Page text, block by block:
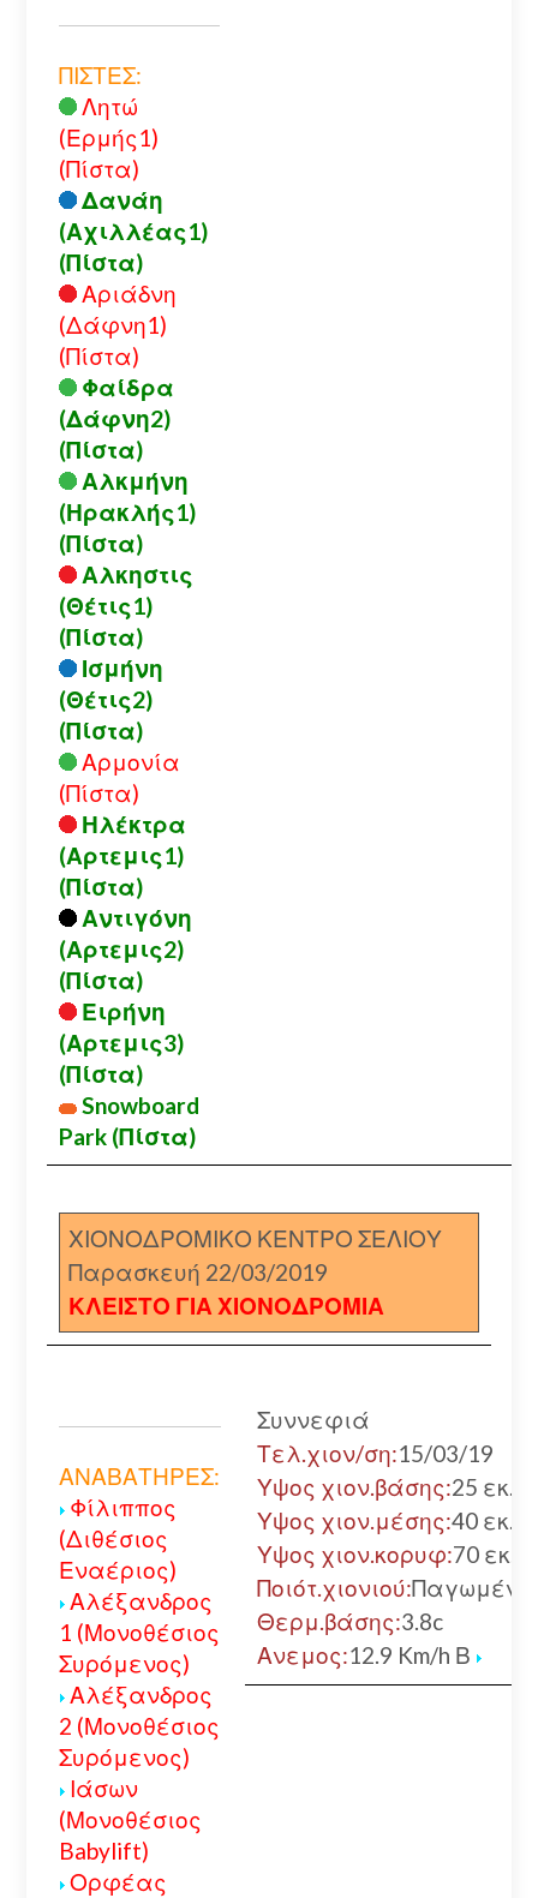
ΠΙΣΤΕΣ:
Λητώ
(Ερμής1)
(Πίστα)
Δανάη
(Αχιλλέας1)
(Πίστα)
Αριάδνη
(Δάφνη1)
(Πίστα)
Φαίδρα
(Δάφνη2)
(Πίστα)
Αλκμήνη
(Ηρακλής1)
(Πίστα)
Αλκηστις
(Θέτις1)
(Πίστα)
Ισμήνη
(Θέτις2)
(Πίστα)
Αρμονία
(Πίστα)
Ηλέκτρα
(Αρτεμις1)
(Πίστα)
Αντιγόνη
(Αρτεμις2)
(Πίστα)
Ειρήνη
(Αρτεμις3)
(Πίστα)
Snowboard
Park (Πίστα)
ΧΙΟΝΟΔΡΟΜΙΚΟ ΚΕΝΤΡΟ ΣΕΛΙΟΥ
Παρασκευή 22/03/2019
ΚΛΕΙΣΤΟ ΓΙΑ ΧΙΟΝΟΔΡΟΜΙΑ
ΑΝΑΒΑΤΗΡΕΣ:
Φίλιππος
(Διθέσιος
Εναέριος)
Αλέξανδρος
1 (Μονοθέσιος
Συρόμενος)
Αλέξανδρος
2 (Μονοθέσιος
Συρόμενος)
Ιάσων
(Μονοθέσιος
Babylift)
Ορφέας
Συννεφιά
Τελ.χιον/ση:15/03/19
Υψος χιον.βάσης:25 εκ.
Υψος χιον.μέσης:40 εκ.
Υψος χιον.κορυφ:70 εκ.
Ποιότ.χιονιού:Παγωμένο
Θερμ.βάσης:3.8c
Ανεμος:12.9 Km/h Β